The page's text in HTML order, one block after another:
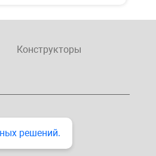
Конструкторы
решений.